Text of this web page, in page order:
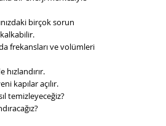
birçok sorun
frekansları ve volümleri
kapılar açılır.
temizleyeceğiz?